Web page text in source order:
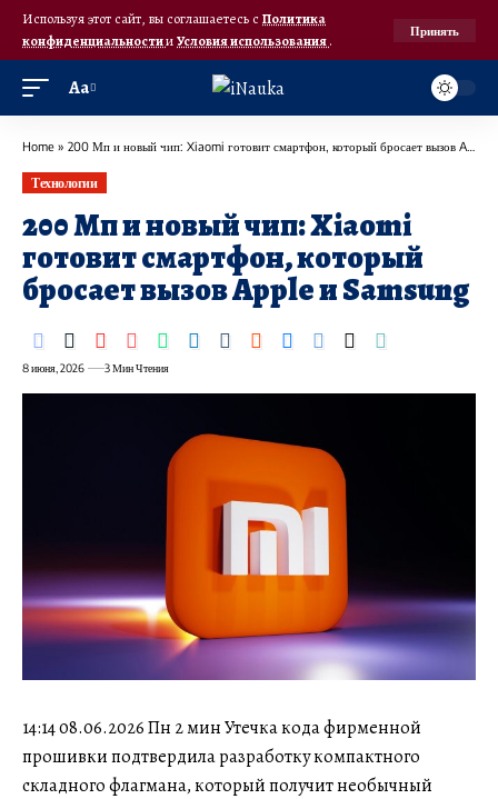
Используя этот сайт, вы соглашаетесь с Политика
конфиденциальностииУсловия использования.
Принять
Аа
Home » 200 Мп и новый чип: Xiaomi готовит смартфон, который бросает вызов Apple и Samsung
Технологии
200 Мп и новый чип: Xiaomi
готовит смартфон, который
бросает вызов Apple и Samsung
8 июня, 2026 3 Мин Чтения
14:14 08.06.2026 Пн 2 мин Утечка кода фирменной
прошивки подтвердила разработку компактного
складного флагмана, который получит необычный